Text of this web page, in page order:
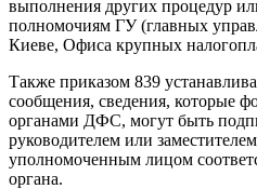
выполнения других процедур
полномочиям ГУ (главных
Киеве, Офиса крупных
Также приказом 839
сообщения, сведения, которые
органами ДФС, могут быть
руководителем или
уполномоченным лицом
органа.